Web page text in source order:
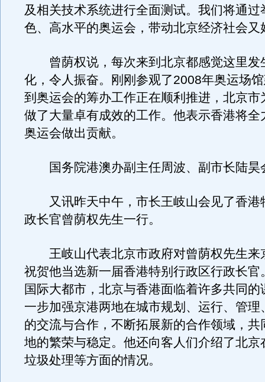
及相关技术系统进行全面测试。我们将通过
色、高水平的奥运会，带动北京经济社会又
曾荫权说，每次来到北京都感觉这里发
化，令人振奋。刚刚参观了2008年奥运场
到奥运会的筹办工作正在顺利推进，北京市
做了大量卓有成效的工作。他表示香港将全
奥运会做出贡献。
国务院港澳办副主任周波、副市长陆昊
又讯昨天中午，市长王岐山会见了香港
政长官曾荫权先生一行。
王岐山代表北京市政府对曾荫权先生来
祝贺他当选新一届香港特别行政区行政长官
国际大都市，北京与香港面临着许多共同的
一步加强京港两地在城市规划、运行、管理
的交流与合作，不断拓展新的合作领域，共
地的繁荣与稳定。他还向客人们介绍了北京
垃圾处理等方面的情况。